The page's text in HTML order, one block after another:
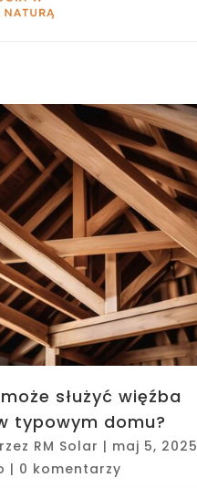
służyć więźba
typowym domu?
RM Solar | maj 5, 2025
| 0 komentarzy